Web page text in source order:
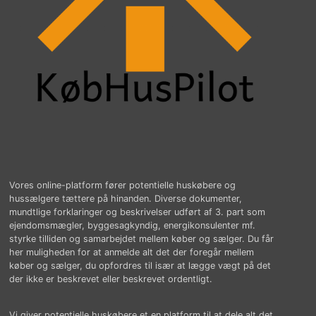
Vores online-platform fører potentielle huskøbere og
hussælgere tættere på hinanden. Diverse dokumenter,
mundtlige forklaringer og beskrivelser udført af 3. part som
ejendomsmægler, byggesagkyndig, energikonsulenter mf.
styrke tilliden og samarbejdet mellem køber og sælger. Du får
her muligheden for at anmelde alt det der foregår mellem
køber og sælger, du opfordres til især at lægge vægt på det
der ikke er beskrevet eller beskrevet ordentligt.